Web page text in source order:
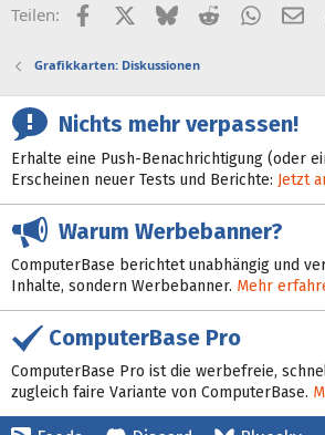
Teilen: FacebookX (Twitter)
BlueskyReddit E-
Grafikkarten: Diskussionen
Nichts mehr verpassen!
Erhalte eine Push-Benachrichtigung (oder
Erscheinen neuer Tests und Berichte: Jetzt
Warum Werbebanner?
ComputerBase berichtet unabhängig und
Inhalte, sondern Werbebanner. Mehr
ComputerBase Pro
ComputerBase Pro ist die werbefreie,
zugleich faire Variante von ComputerBase.